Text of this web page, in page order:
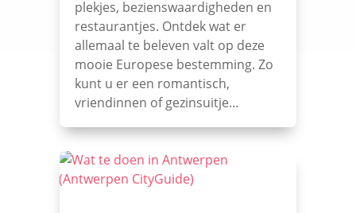
plekjes, bezienswaardigheden en
restaurantjes. Ontdek wat er
allemaal te beleven valt op deze
mooie Europese bestemming. Zo
kunt u er een romantisch,
vriendinnen of gezinsuitje…